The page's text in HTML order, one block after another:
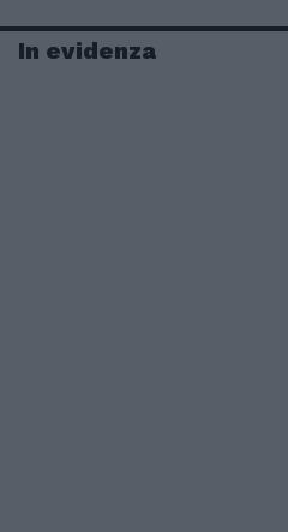
In evidenza